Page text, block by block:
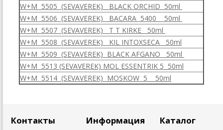
W+M 5505 (SEVAVEREK) BLACK ORCHID 50ml
W+M 5506 (SEVAVEREK) BACARA 5400 50ml
W+M 5507 (SEVAVEREK) T T KIRKE 50ml
W+M 5508 (SEVAVEREK) KIL INTOXSECA 50ml
W+M 5509 (SEVAVEREK) BLACK AFGANO 50ml
W+M 5513 (SEVAVEREK) MOL ESSENTRIK 5 50ml
W+M 5514 (SEVAVEREK) MOSKOW 5 50ml
Контакты Информация Каталог